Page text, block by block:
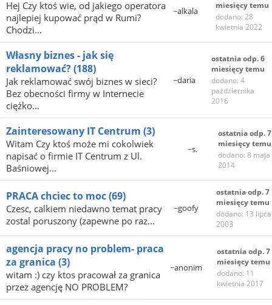
Hej Czy ktoś wie, od jakiego operatora
najlepiej kupować prąd w Rumi?
Chodzi...
~alkala
miesięcy temu
dodano: 28
kwietnia 2022
Własny biznes - jak się
reklamować?(188)
Jak reklamować swój biznes w sieci?
Bez obecności firmy w Internecie
ciężko...
~daria
ostatnia odp. 6
miesięcy temu
dodano: 4
października
2016
Zainteresowany IT Centrum (3)
Witam Czy ktoś może mi cokolwiek
napisać o firmie IT Centrum z Ul.
Baśniowej...
~s.
ostatnia odp. 7
miesięcy temu
dodano: 8 maja
2014
PRACA chciec to moc(69)
Czesc, calkiem niedawno temat pracy
zostal poruszony (zapewne po raz...
~goofy
ostatnia odp. 7
miesięcy temu
dodano: 13 lipca
2003
agencja pracy no problem- praca
za granica (3)
witam :) czy ktos pracował za granica
przez agencję NO PROBLEM?
~anonim
ostatnia odp. 7
miesięcy temu
dodano: 11
kwietnia 2017